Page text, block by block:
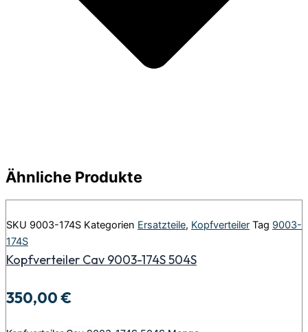
Ähnliche Produkte
SKU 9003-174S Kategorien Ersatzteile, Kopfverteiler Tag 9003-
174S
Kopfverteiler Cav 9003-174S 504S
350,00€